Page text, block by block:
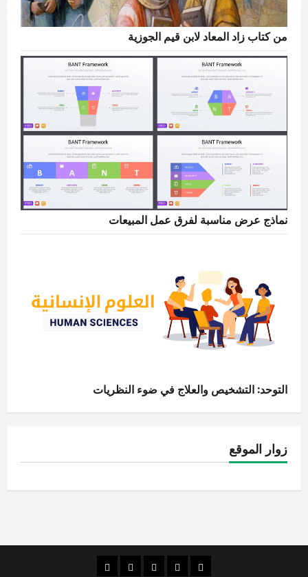
من كتاب زاد المعاد لابن قيم الجوزية
نماذج عرض مناسبة لفرق عمل المبيعات
التوحد: التشخيص والعلاج في ضوء النظريات
زوار الموقع
الصفحةقضاياالإنسانيات
الاقتصادقراءات